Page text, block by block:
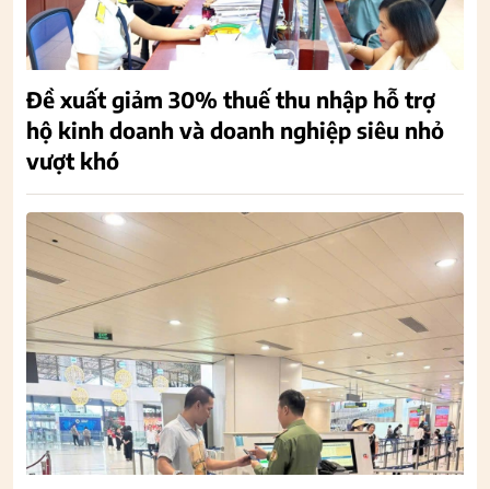
Đề xuất giảm 30% thuế thu nhập hỗ trợ
hộ kinh doanh và doanh nghiệp siêu nhỏ
vượt khó